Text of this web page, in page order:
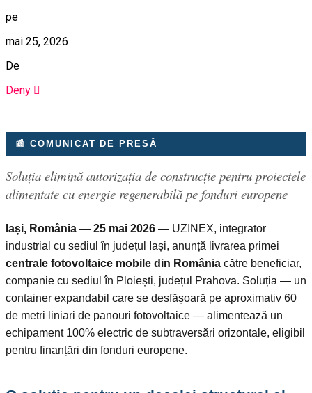
pe
mai 25, 2026
De
Deny
📰 COMUNICAT DE PRESĂ
Soluția elimină autorizația de construcție pentru proiectele
alimentate cu energie regenerabilă pe fonduri europene
Iași, România — 25 mai 2026 — UZINEX, integrator
industrial cu sediul în județul Iași, anunță livrarea primei
centrale fotovoltaice mobile din România către beneficiar,
companie cu sediul în Ploiești, județul Prahova. Soluția — un
container expandabil care se desfășoară pe aproximativ 60
de metri liniari de panouri fotovoltaice — alimentează un
echipament 100% electric de subtraversări orizontale, eligibil
pentru finanțări din fonduri europene.